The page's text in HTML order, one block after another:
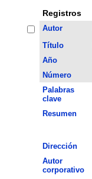
Registros
Autor
Título
Año
Número
Palabras
clave
Resumen
Dirección
Autor
corporativo